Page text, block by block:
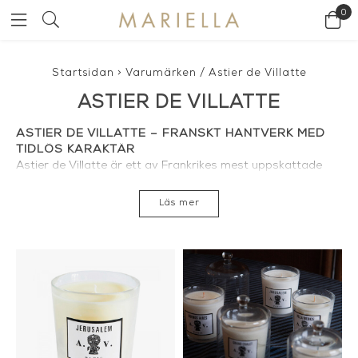
0
Startsidan > Varumärken / Astier de Villatte
ASTIER DE VILLATTE
ASTIER DE VILLATTE – FRANSKT HANTVERK MED
TIDLÖS KARAKTÄR
Astier de Villatte är ett av Frankrikes mest uppskattade
doftljus, rumsdofter och inredningsdetaljer. Varumärket
HANDGJORD KERAMIK FRÅN PARIS
Astier de Villattes keramik tillverkas för hand i Paris enligt
traditionella metoder som för vidare arvet från 1700-talets
franska keramikhantverk. De karakteristiska föremålen
skapas av mörk lera och glaseras med en mjukt vit glasyr
som ger varje objekt dess unika uttryck. Små variationer i
Läs mer